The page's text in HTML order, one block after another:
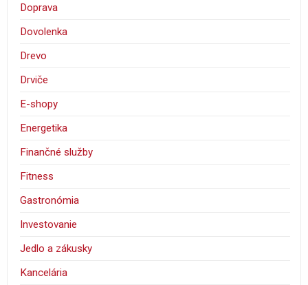
Doprava
Dovolenka
Drevo
Drviče
E-shopy
Energetika
Finančné služby
Fitness
Gastronómia
Investovanie
Jedlo a zákusky
Kancelária